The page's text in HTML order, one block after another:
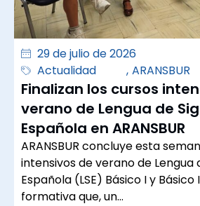
29 de julio de 2026
Actualidad
, ARANSBUR
Finalizan los cursos
verano de Lengua de
Española en ARANSBUR
ARANSBUR concluye esta
intensivos de verano de Lengua
Española (LSE) Básico I y
formativa que, un…